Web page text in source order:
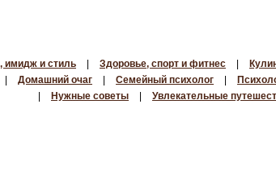
имидж и стиль Здоровье, спорт и фитнес
Домашний очаг Семейный психолог
Нужные советы Увлекательные